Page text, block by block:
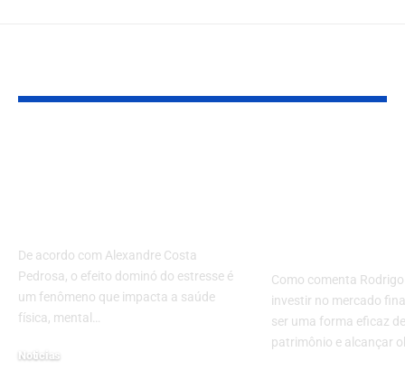
De acordo com Alexandre Costa
Pedrosa, o efeito dominó do estresse é
um fenômeno que impacta a saúde
física, mental…
Noticias
Como comenta
investir no mercado
ser uma forma eficaz
patrimônio e alcançar